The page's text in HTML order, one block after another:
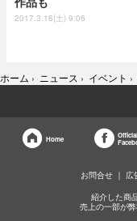
2017.3.18(土) 9:06
ホーム › ニュース › イベント ›
Home
Official
お問合せ 広
紹介した商
売上の一部が